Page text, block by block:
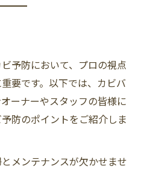
予防において、プロの視点
要です。以下では、カビバ
ーナーやスタッフの皆様に
防のポイントをご紹介しま
メンテナンスが欠かせませ